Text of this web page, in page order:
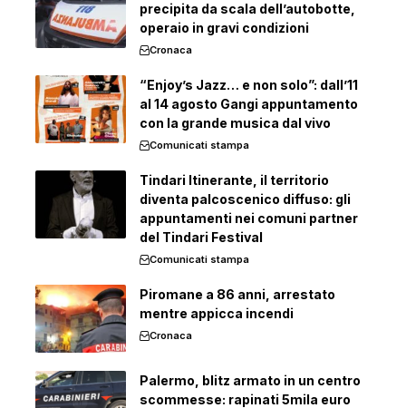
precipita da scala dell’autobotte,
operaio in gravi condizioni
Cronaca
“Enjoy’s Jazz… e non solo”: dall’11
al 14 agosto Gangi appuntamento
con la grande musica dal vivo
Comunicati stampa
Tindari Itinerante, il territorio
diventa palcoscenico diffuso: gli
appuntamenti nei comuni partner
del Tindari Festival
Comunicati stampa
Piromane a 86 anni, arrestato
mentre appicca incendi
Cronaca
Palermo, blitz armato in un centro
scommesse: rapinati 5mila euro